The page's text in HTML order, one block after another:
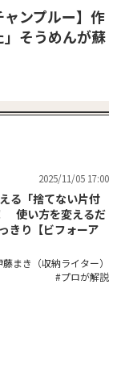
ンプルー】作
そうめんが蘇
2025/11/05 17:00
る「捨てない片付
使い方を変えるだ
きり【ビフォーア
藤まき（収納ライター）
プロが解説